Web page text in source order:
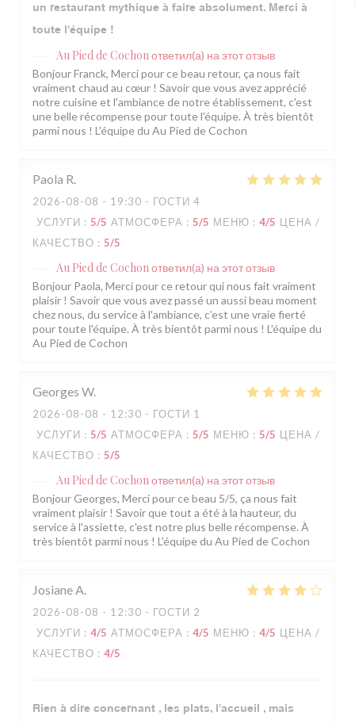
un restaurant mythique à faire absolument. Merci à
toute l'équipe !
Au Pied de Cochonответил(а) на этот отзыв
Bonjour Franck, Merci pour ce beau retour, ça nous fait
vraiment chaud au cœur ! Savoir que vous avez apprécié
notre cuisine et l'ambiance de notre établissement, c'est
une belle récompense pour toute l'équipe. À très bientôt
parmi nous ! L'équipe du Au Pied de Cochon
Paola R
2026-08-08 - 19:30 - ГОСТИ 4
УСЛУГИ : 5/5 АТМОСФЕРА : 5/5 МЕНЮ : 4/5 ЦЕНА /
КАЧЕСТВО : 5/5
Au Pied de Cochonответил(а) на этот отзыв
Bonjour Paola, Merci pour ce retour qui nous fait vraiment
plaisir ! Savoir que vous avez passé un aussi beau moment
chez nous, du service à l'ambiance, c'est une vraie fierté
pour toute l'équipe. À très bientôt parmi nous ! L'équipe du
Au Pied de Cochon
Georges W
2026-08-08 - 12:30 - ГОСТИ 1
УСЛУГИ : 5/5 АТМОСФЕРА : 5/5 МЕНЮ : 5/5 ЦЕНА /
КАЧЕСТВО : 5/5
Au Pied de Cochonответил(а) на этот отзыв
Bonjour Georges, Merci pour ce beau 5/5, ça nous fait
vraiment plaisir ! Savoir que tout a été à la hauteur, du
service à l'assiette, c'est notre plus belle récompense. À
très bientôt parmi nous ! L'équipe du Au Pied de Cochon
JosianeA
2026-08-08 - 12:30 - ГОСТИ 2
УСЛУГИ : 4/5 АТМОСФЕРА : 4/5 МЕНЮ : 4/5 ЦЕНА /
КАЧЕСТВО : 4/5
Rien à dire concernant , les plats, l'accueil , mais